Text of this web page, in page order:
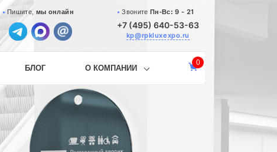
Пишите, мы онлайн ЗвонитеПн-Вс:9 - 21
+7 (495) 640-53-63
kp@rpkluxexpo.ru
БЛОГ О КОМПАНИИ
0